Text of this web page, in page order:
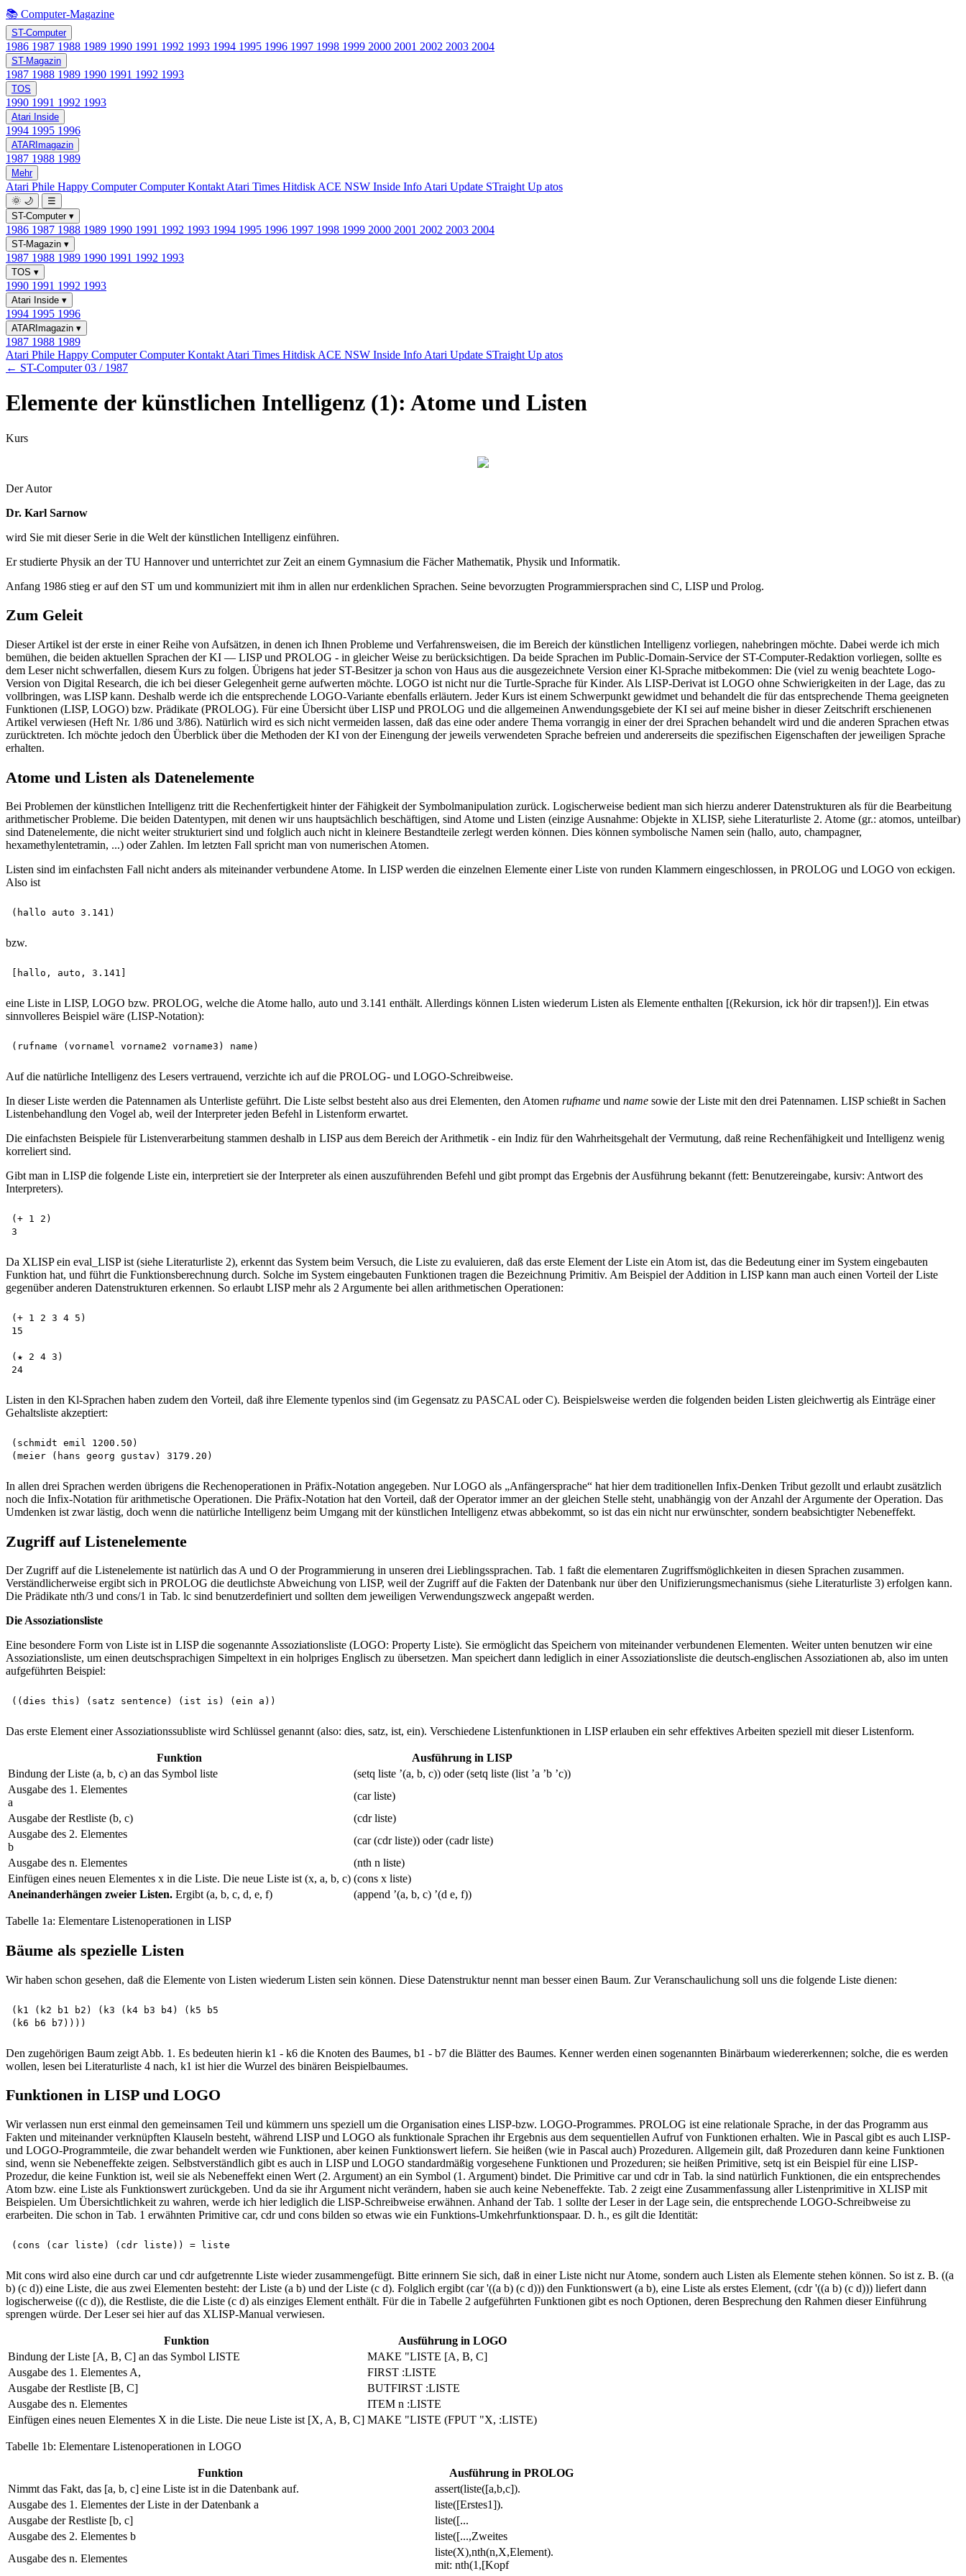
📚 Computer-Magazine
ST-Computer
1986 1987 1988 1989 1990 1991 1992 1993 1994 1995 1996 1997 1998 1999 2000 2001 2002 2003 2004
ST-Magazin
1987 1988 1989 1990 1991 1992 1993
TOS
1990 1991 1992 1993
Atari Inside
1994 1995 1996
ATARImagazin
1987 1988 1989
Mehr
Atari Phile Happy ComputerComputer Kontakt Atari Times Hitdisk ACE NSW Inside Info Atari Update STraight Up atos
🌞 🌙
☰
ST-Computer ▾
1986 1987 1988 1989 1990 1991 1992 1993 1994 1995 1996 1997 1998 1999 2000 2001 2002 2003 2004
ST-Magazin ▾
1987 1988 1989 1990 1991 1992 1993
TOS ▾
1990 1991 1992 1993
Atari Inside ▾
1994 1995 1996
ATARImagazin ▾
1987 1988 1989
Atari Phile Happy ComputerComputer Kontakt Atari Times Hitdisk ACE NSW Inside Info Atari Update STraight Up atos
← ST-Computer 03 / 1987
Elemente der künstlichen Intelligenz (1): Atome und Listen
Kurs
Der Autor
Dr. Karl Sarnow
wird Sie mit dieser Serie in die Welt der künstlichen Intelligenz einführen.
Er studierte Physik an der TU Hannover und unterrichtet zur Zeit an einem Gymnasium die Fächer Mathematik, Physik und Informatik.
Anfang 1986 stieg er auf den ST um und kommuniziert mit ihm in allen nur erdenklichen Sprachen. Seine bevorzugten Programmiersprachen sind C, LISP und Prolog.
Zum Geleit
Dieser Artikel ist der erste in einer Reihe von Aufsätzen, in denen ich Ihnen Probleme und Verfahrensweisen, die im Bereich der künstlichen Intelligenz vorliegen, nahebringen möchte. Dabei werde ich mich
bemühen, die beiden aktuellen Sprachen der KI — LISP und PROLOG - in gleicher Weise zu berücksichtigen. Da beide Sprachen im Public-Domain-Service der ST-Computer-Redaktion vorliegen, sollte es
dem Leser nicht schwerfallen, diesem Kurs zu folgen. Übrigens hat jeder ST-Besitzer ja schon von Haus aus die ausgezeichnete Version einer Kl-Sprache mitbekommen: Die (viel zu wenig beachtete Logo-
Version von Digital Research, die ich bei dieser Gelegenheit gerne aufwerten möchte. LOGO ist nicht nur die Turtle-Sprache für Kinder. Als LISP-Derivat ist LOGO ohne Schwierigkeiten in der Lage, das zu
vollbringen, was LISP kann. Deshalb werde ich die entsprechende LOGO-Variante ebenfalls erläutern. Jeder Kurs ist einem Schwerpunkt gewidmet und behandelt die für das entsprechende Thema geeigneten
Funktionen (LISP, LOGO) bzw. Prädikate (PROLOG). Für eine Übersicht über LISP und PROLOG und die allgemeinen Anwendungsgebiete der KI sei auf meine bisher in dieser Zeitschrift erschienenen
Artikel verwiesen (Heft Nr. 1/86 und 3/86). Natürlich wird es sich nicht vermeiden lassen, daß das eine oder andere Thema vorrangig in einer der drei Sprachen behandelt wird und die anderen Sprachen etwas
zurücktreten. Ich möchte jedoch den Überblick über die Methoden der KI von der Einengung der jeweils verwendeten Sprache befreien und andererseits die spezifischen Eigenschaften der jeweiligen Sprache
erhalten.
Atome und Listen als Datenelemente
Bei Problemen der künstlichen Intelligenz tritt die Rechenfertigkeit hinter der Fähigkeit der Symbolmanipulation zurück. Logischerweise bedient man sich hierzu anderer Datenstrukturen als für die Bearbeitung
arithmetischer Probleme. Die beiden Datentypen, mit denen wir uns hauptsächlich beschäftigen, sind Atome und Listen (einzige Ausnahme: Objekte in XLISP, siehe Literaturliste 2. Atome (gr.: atomos, unteilbar)
sind Datenelemente, die nicht weiter strukturiert sind und folglich auch nicht in kleinere Bestandteile zerlegt werden können. Dies können symbolische Namen sein (hallo, auto, champagner,
hexamethylentetramin, ...) oder Zahlen. Im letzten Fall spricht man von numerischen Atomen.
Listen sind im einfachsten Fall nicht anders als miteinander verbundene Atome. In LISP werden die einzelnen Elemente einer Liste von runden Klammern eingeschlossen, in PROLOG und LOGO von eckigen.
Also ist
bzw.
eine Liste in LISP, LOGO bzw. PROLOG, welche die Atome hallo, auto und 3.141 enthält. Allerdings können Listen wiederum Listen als Elemente enthalten [(Rekursion, ick hör dir trapsen!)]. Ein etwas
sinnvolleres Beispiel wäre (LISP-Notation):
Auf die natürliche Intelligenz des Lesers vertrauend, verzichte ich auf die PROLOG- und LOGO-Schreibweise.
In dieser Liste werden die Patennamen als Unterliste geführt. Die Liste selbst besteht also aus drei Elementen, den Atomen rufname und name sowie der Liste mit den drei Patennamen. LISP schießt in Sachen
Listenbehandlung den Vogel ab, weil der Interpreter jeden Befehl in Listenform erwartet.
Die einfachsten Beispiele für Listenverarbeitung stammen deshalb in LISP aus dem Bereich der Arithmetik - ein Indiz für den Wahrheitsgehalt der Vermutung, daß reine Rechenfähigkeit und Intelligenz wenig
korreliert sind.
Gibt man in LISP die folgende Liste ein, interpretiert sie der Interpreter als einen auszuführenden Befehl und gibt prompt das Ergebnis der Ausführung bekannt (fett: Benutzereingabe, kursiv: Antwort des
Interpreters).
(+ 1 2)
Da XLISP ein eval_LISP ist (siehe Literaturliste 2), erkennt das System beim Versuch, die Liste zu evaluieren, daß das erste Element der Liste ein Atom ist, das die Bedeutung einer im System eingebauten
Funktion hat, und führt die Funktionsberechnung durch. Solche im System eingebauten Funktionen tragen die Bezeichnung Primitiv. Am Beispiel der Addition in LISP kann man auch einen Vorteil der Liste
gegenüber anderen Datenstrukturen erkennen. So erlaubt LISP mehr als 2 Argumente bei allen arithmetischen Operationen:
(+ 1 2 3 4 5)
15
(★ 2 4 3)
Listen in den Kl-Sprachen haben zudem den Vorteil, daß ihre Elemente typenlos sind (im Gegensatz zu PASCAL oder C). Beispielsweise werden die folgenden beiden Listen gleichwertig als Einträge einer
Gehaltsliste akzeptiert:
(schmidt emil 1200.50)
In allen drei Sprachen werden übrigens die Rechenoperationen in Präfix-Notation angegeben. Nur LOGO als „Anfängersprache“ hat hier dem traditionellen Infix-Denken Tribut gezollt und erlaubt zusätzlich
noch die Infix-Notation für arithmetische Operationen. Die Präfix-Notation hat den Vorteil, daß der Operator immer an der gleichen Stelle steht, unabhängig von der Anzahl der Argumente der Operation. Das
Umdenken ist zwar lästig, doch wenn die natürliche Intelligenz beim Umgang mit der künstlichen Intelligenz etwas abbekommt, so ist das ein nicht nur erwünschter, sondern beabsichtigter Nebeneffekt.
Zugriff auf Listenelemente
Der Zugriff auf die Listenelemente ist natürlich das A und O der Programmierung in unseren drei Lieblingssprachen. Tab. 1 faßt die elementaren Zugriffsmöglichkeiten in diesen Sprachen zusammen.
Verständlicherweise ergibt sich in PROLOG die deutlichste Abweichung von LISP, weil der Zugriff auf die Fakten der Datenbank nur über den Unifizierungsmechanismus (siehe Literaturliste 3) erfolgen kann.
Die Prädikate nth/3 und cons/1 in Tab. lc sind benutzerdefiniert und sollten dem jeweiligen Verwendungszweck angepaßt werden.
Die Assoziationsliste
Eine besondere Form von Liste ist in LISP die sogenannte Assoziationsliste (LOGO: Property Liste). Sie ermöglicht das Speichern von miteinander verbundenen Elementen. Weiter unten benutzen wir eine
Assoziationsliste, um einen deutschsprachigen Simpeltext in ein holpriges Englisch zu übersetzen. Man speichert dann lediglich in einer Assoziationsliste die deutsch-englischen Assoziationen ab, also im unten
aufgeführten Beispiel:
Das erste Element einer Assoziationssubliste wird Schlüssel genannt (also: dies, satz, ist, ein). Verschiedene Listenfunktionen in LISP erlauben ein sehr effektives Arbeiten speziell mit dieser Listenform.
Funktion
Ausführung in LISP
Bindung der Liste (a, b, c) an das Symbol liste
(setq liste ’(a, b, c)) oder (setq liste (list ’a ’b ’c))
Ausgabe des 1. Elementes
a
(car liste)
Ausgabe der Restliste (b, c)
(cdr liste)
Ausgabe des 2. Elementes
b
(car (cdr liste)) oder (cadr liste)
Ausgabe des n. Elementes
(nth n liste)
Einfügen eines neuen Elementes x in die Liste. Die neue Liste ist (x, a, b, c) (cons x liste)
Aneinanderhängen zweier Listen. Ergibt (a, b, c, d, e, f) (append ’(a, b, c) ’(d e, f))
Tabelle 1a: Elementare Listenoperationen in LISP
Bäume als spezielle Listen
Wir haben schon gesehen, daß die Elemente von Listen wiederum Listen sein können. Diese Datenstruktur nennt man besser einen Baum. Zur Veranschaulichung soll uns die folgende Liste dienen:
(k1 (k2 b1 b2) (k3 (k4 b3 b4) (k5 b5
Den zugehörigen Baum zeigt Abb. 1. Es bedeuten hierin k1 - k6 die Knoten des Baumes, b1 - b7 die Blätter des Baumes. Kenner werden einen sogenannten Binärbaum wiedererkennen; solche, die es werden
wollen, lesen bei Literaturliste 4 nach, k1 ist hier die Wurzel des binären Beispielbaumes.
Funktionen in LISP und LOGO
Wir verlassen nun erst einmal den gemeinsamen Teil und kümmern uns speziell um die Organisation eines LISP-bzw. LOGO-Programmes. PROLOG ist eine relationale Sprache, in der das Programm aus
Fakten und miteinander verknüpften Klauseln besteht, während LISP und LOGO als funktionale Sprachen ihr Ergebnis aus dem sequentiellen Aufruf von Funktionen erhalten. Wie in Pascal gibt es auch LISP-
und LOGO-Programmteile, die zwar behandelt werden wie Funktionen, aber keinen Funktionswert liefern. Sie heißen (wie in Pascal auch) Prozeduren. Allgemein gilt, daß Prozeduren dann keine Funktionen
sind, wenn sie Nebeneffekte zeigen. Selbstverständlich gibt es auch in LISP und LOGO standardmäßig vorgesehene Funktionen und Prozeduren; sie heißen Primitive, setq ist ein Beispiel für eine LISP-
Prozedur, die keine Funktion ist, weil sie als Nebeneffekt einen Wert (2. Argument) an ein Symbol (1. Argument) bindet. Die Primitive car und cdr in Tab. la sind natürlich Funktionen, die ein entsprechendes
Atom bzw. eine Liste als Funktionswert zurückgeben. Und da sie ihr Argument nicht verändern, haben sie auch keine Nebeneffekte. Tab. 2 zeigt eine Zusammenfassung aller Listenprimitive in XLISP mit
Beispielen. Um Übersichtlichkeit zu wahren, werde ich hier lediglich die LlSP-Schreibweise erwähnen. Anhand der Tab. 1 sollte der Leser in der Lage sein, die entsprechende LOGO-Schreibweise zu
erarbeiten. Die schon in Tab. 1 erwähnten Primitive car, cdr und cons bilden so etwas wie ein Funktions-Umkehrfunktionspaar. D. h., es gilt die Identität:
Mit cons wird also eine durch car und cdr aufgetrennte Liste wieder zusammengefügt. Bitte erinnern Sie sich, daß in einer Liste nicht nur Atome, sondern auch Listen als Elemente stehen können. So ist z. B. ((a
b) (c d)) eine Liste, die aus zwei Elementen besteht: der Liste (a b) und der Liste (c d). Folglich ergibt (car '((a b) (c d))) den Funktionswert (a b), eine Liste als erstes Element, (cdr '((a b) (c d))) liefert dann
logischerweise ((c d)), die Restliste, die die Liste (c d) als einziges Element enthält. Für die in Tabelle 2 aufgeführten Funktionen gibt es noch Optionen, deren Besprechung den Rahmen dieser Einführung
sprengen würde. Der Leser sei hier auf das XLISP-Manual verwiesen.
Funktion
Ausführung in LOGO
Bindung der Liste [A, B, C] an das Symbol LISTE
MAKE "LISTE [A, B, C]
Ausgabe des 1. Elementes A,
FIRST :LISTE
Ausgabe der Restliste [B, C]
BUTFIRST :LISTE
Ausgabe des n. Elementes
ITEM n :LISTE
Einfügen eines neuen Elementes X in die Liste. Die neue Liste ist [X, A, B, C] MAKE "LISTE (FPUT "X, :LISTE)
Tabelle 1b: Elementare Listenoperationen in LOGO
Funktion
Ausführung in PROLOG
Nimmt das Fakt, das [a, b, c] eine Liste ist in die Datenbank auf.
assert(liste([a,b,c]).
Ausgabe des 1. Elementes der Liste in der Datenbank a
liste([Erstes1]).
Ausgabe der Restliste [b, c]
liste([...
Ausgabe des 2. Elementes b
liste([...,Zweites
Ausgabe des n. Elementes
liste(X),nth(n,X,Element).
mit: nth(1,[Kopf